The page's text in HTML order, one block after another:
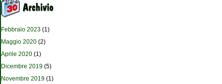
Febbraio 2023 (1)
Maggio 2020 (2)
Aprile 2020 (1)
Dicembre 2019 (5)
Novembre 2019 (1)